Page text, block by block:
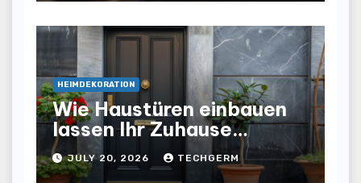
HEIMDEKORATION
Wie Haustüren einbauen
lassen Ihr Zuhause
optisch und funktional
aufwertet
JULY 20, 2026 TECHGERM